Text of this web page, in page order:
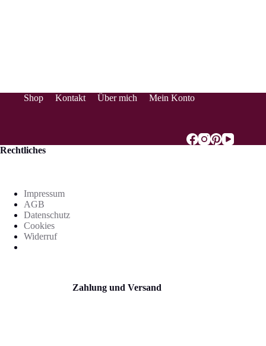
Shop Kontakt Über mich Mein Konto
Rechtliches
Impressum
AGB
Datenschutz
Cookies
Widerruf
Zahlung und Versand